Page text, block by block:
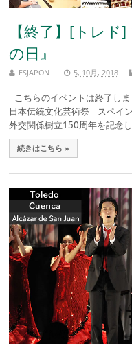
【終了】[トレ
の日』
ESJAPON 5, 10月, 2018
こちらのイベントは終了し
日本伝統文化芸術祭 スペイ
外交関係樹立150周年を記念
続きはこちら »